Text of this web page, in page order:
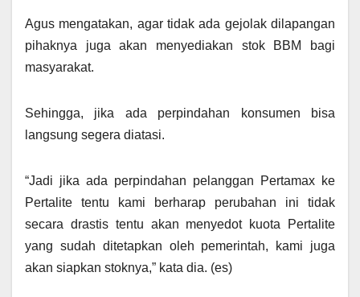
Agus mengatakan, agar tidak ada gejolak dilapangan
pihaknya juga akan menyediakan stok BBM bagi
masyarakat.
Sehingga, jika ada perpindahan konsumen bisa
langsung segera diatasi.
“Jadi jika ada perpindahan pelanggan Pertamax ke
Pertalite tentu kami berharap perubahan ini tidak
secara drastis tentu akan menyedot kuota Pertalite
yang sudah ditetapkan oleh pemerintah, kami juga
akan siapkan stoknya,” kata dia. (es)